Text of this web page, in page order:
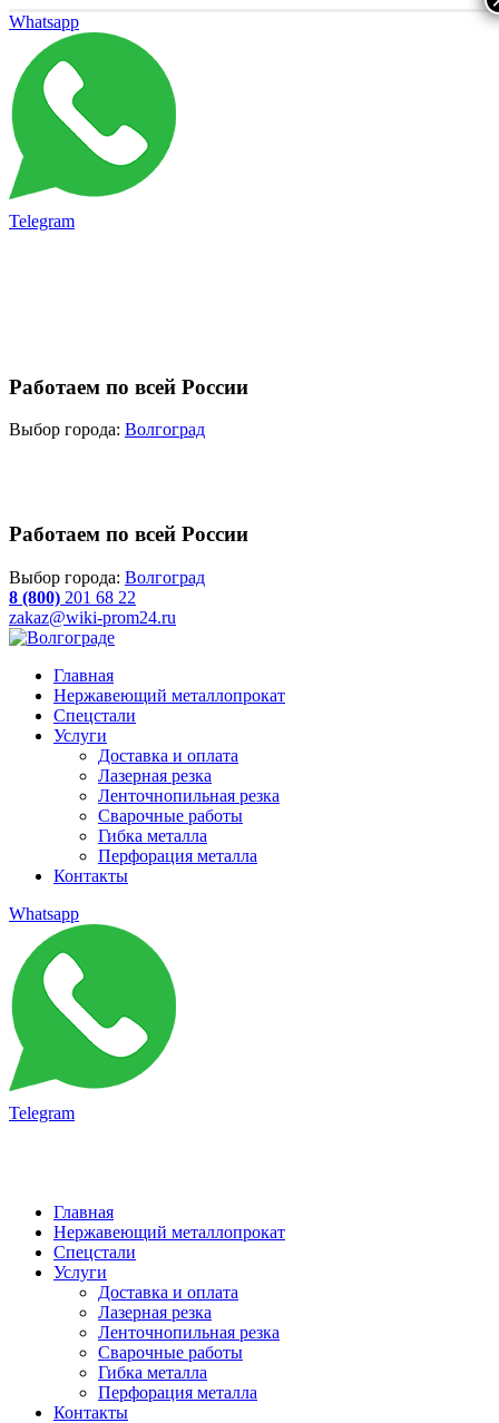
Whatsapp
Telegram
Работаем по всей России
Выбор города: Волгоград
Работаем по всей России
Выбор города: Волгоград
8 (800) 201 68 22
zakaz@wiki-prom24.ru
Главная
Нержавеющий металлопрокат
Спецстали
Услуги
Доставка и оплата
Лазерная резка
Ленточнопильная резка
Сварочные работы
Гибка металла
Перфорация металла
Контакты
Whatsapp
Telegram
Главная
Нержавеющий металлопрокат
Спецстали
Услуги
Доставка и оплата
Лазерная резка
Ленточнопильная резка
Сварочные работы
Гибка металла
Перфорация металла
Контакты